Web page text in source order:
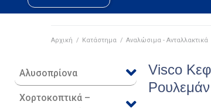
Αρχική / Κατάστημα / Αναλώσιμα - Ανταλλακτικά
Αλυσοπρίονα
Χορτοκοπτικά –
Visco
Ρουλεμάν